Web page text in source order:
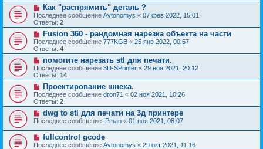
Как "распрямить" деталь ?
Последнее сообщение Avtonomys « 07 фев 2022, 15:01
Ответы: 2
Fusion 360 - рандомная нарезка объекта на части
Последнее сообщение 777KGB « 25 янв 2022, 00:57
Ответы: 4
помогите нарезать stl для печати.
Последнее сообщение 3D-SPrinter « 29 ноя 2021, 20:12
Ответы: 14
Проектирование шнека.
Последнее сообщение dron71 « 02 ноя 2021, 10:26
Ответы: 2
dwg to stl для печати на 3д принтере
Последнее сообщение IPman « 01 ноя 2021, 08:07
fullcontrol gcode
Последнее сообщение Avtonomys « 29 окт 2021, 11:16